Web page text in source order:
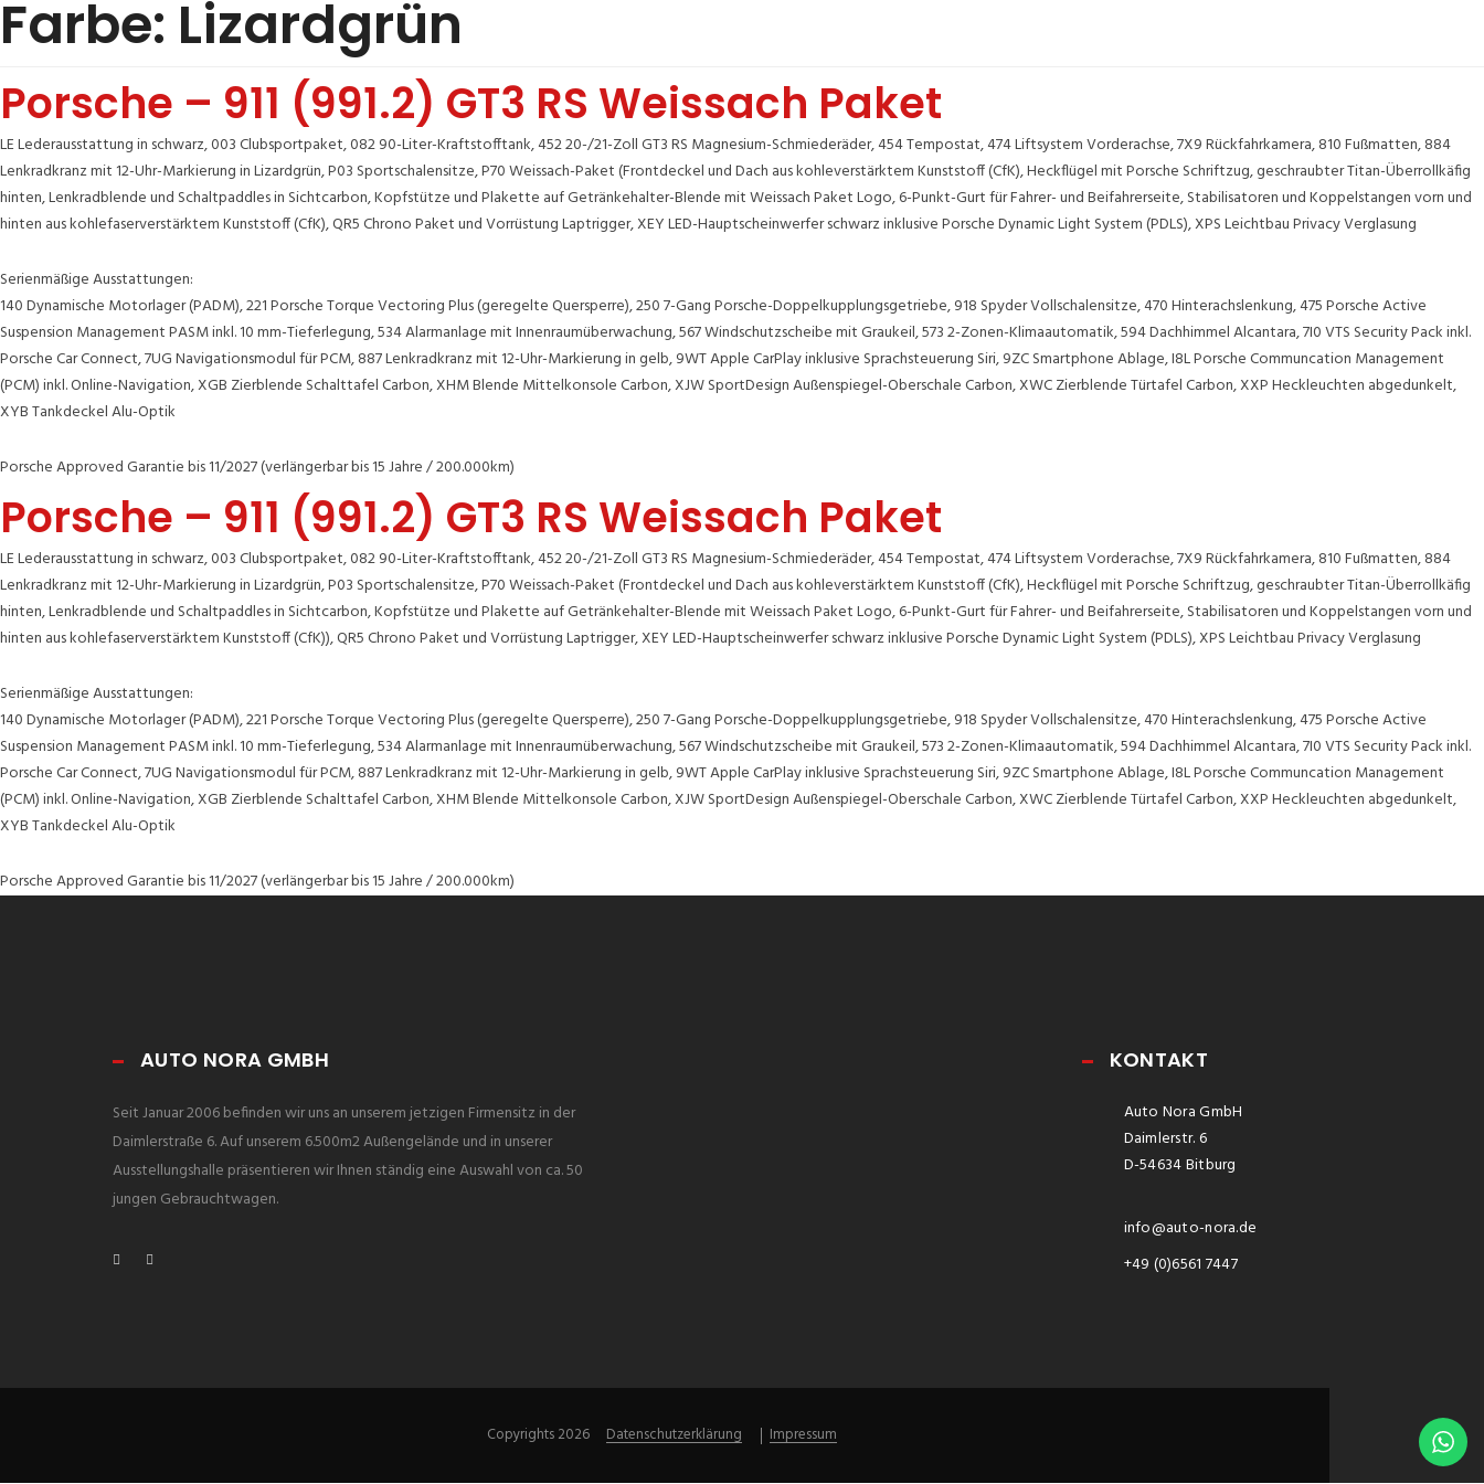
Farbe: Lizardgrün
Porsche – 911 (991.2) GT3 RS Weissach Paket
LE Lederausstattung in schwarz, 003 Clubsportpaket, 082 90-Liter-Kraftstofftank, 452 20-/21-Zoll GT3 RS Magnesium-Schmiederäder, 454 Tempostat, 474 Liftsystem Vorderachse, 7X9 Rückfahrkamera, 810 Fußmatten, 884
Lenkradkranz mit 12-Uhr-Markierung in Lizardgrün, P03 Sportschalensitze, P70 Weissach-Paket (Frontdeckel und Dach aus kohleverstärktem Kunststoff (CfK), Heckflügel mit Porsche Schriftzug, geschraubter Titan-Überrollkäfig
hinten, Lenkradblende und Schaltpaddles in Sichtcarbon, Kopfstütze und Plakette auf Getränkehalter-Blende mit Weissach Paket Logo, 6-Punkt-Gurt für Fahrer- und Beifahrerseite, Stabilisatoren und Koppelstangen vorn und
hinten aus kohlefaserverstärktem Kunststoff (CfK), QR5 Chrono Paket und Vorrüstung Laptrigger, XEY LED-Hauptscheinwerfer schwarz inklusive Porsche Dynamic Light System (PDLS), XPS Leichtbau Privacy Verglasung
Serienmäßige Ausstattungen:
140 Dynamische Motorlager (PADM), 221 Porsche Torque Vectoring Plus (geregelte Quersperre), 250 7-Gang Porsche-Doppelkupplungsgetriebe, 918 Spyder Vollschalensitze, 470 Hinterachslenkung, 475 Porsche Active
Suspension Management PASM inkl. 10 mm-Tieferlegung, 534 Alarmanlage mit Innenraumüberwachung, 567 Windschutzscheibe mit Graukeil, 573 2-Zonen-Klimaautomatik, 594 Dachhimmel Alcantara, 7I0 VTS Security Pack inkl.
Porsche Car Connect, 7UG Navigationsmodul für PCM, 887 Lenkradkranz mit 12-Uhr-Markierung in gelb, 9WT Apple CarPlay inklusive Sprachsteuerung Siri, 9ZC Smartphone Ablage, I8L Porsche Communcation Management
(PCM) inkl. Online-Navigation, XGB Zierblende Schalttafel Carbon, XHM Blende Mittelkonsole Carbon, XJW SportDesign Außenspiegel-Oberschale Carbon, XWC Zierblende Türtafel Carbon, XXP Heckleuchten abgedunkelt,
XYB Tankdeckel Alu-Optik
Porsche Approved Garantie bis 11/2027 (verlängerbar bis 15 Jahre / 200.000km)
Porsche – 911 (991.2) GT3 RS Weissach Paket
LE Lederausstattung in schwarz, 003 Clubsportpaket, 082 90-Liter-Kraftstofftank, 452 20-/21-Zoll GT3 RS Magnesium-Schmiederäder, 454 Tempostat, 474 Liftsystem Vorderachse, 7X9 Rückfahrkamera, 810 Fußmatten, 884
Lenkradkranz mit 12-Uhr-Markierung in Lizardgrün, P03 Sportschalensitze, P70 Weissach-Paket (Frontdeckel und Dach aus kohleverstärktem Kunststoff (CfK), Heckflügel mit Porsche Schriftzug, geschraubter Titan-Überrollkäfig
hinten, Lenkradblende und Schaltpaddles in Sichtcarbon, Kopfstütze und Plakette auf Getränkehalter-Blende mit Weissach Paket Logo, 6-Punkt-Gurt für Fahrer- und Beifahrerseite, Stabilisatoren und Koppelstangen vorn und
hinten aus kohlefaserverstärktem Kunststoff (CfK)), QR5 Chrono Paket und Vorrüstung Laptrigger, XEY LED-Hauptscheinwerfer schwarz inklusive Porsche Dynamic Light System (PDLS), XPS Leichtbau Privacy Verglasung
Serienmäßige Ausstattungen:
140 Dynamische Motorlager (PADM), 221 Porsche Torque Vectoring Plus (geregelte Quersperre), 250 7-Gang Porsche-Doppelkupplungsgetriebe, 918 Spyder Vollschalensitze, 470 Hinterachslenkung, 475 Porsche Active
Suspension Management PASM inkl. 10 mm-Tieferlegung, 534 Alarmanlage mit Innenraumüberwachung, 567 Windschutzscheibe mit Graukeil, 573 2-Zonen-Klimaautomatik, 594 Dachhimmel Alcantara, 7I0 VTS Security Pack inkl.
Porsche Car Connect, 7UG Navigationsmodul für PCM, 887 Lenkradkranz mit 12-Uhr-Markierung in gelb, 9WT Apple CarPlay inklusive Sprachsteuerung Siri, 9ZC Smartphone Ablage, I8L Porsche Communcation Management
(PCM) inkl. Online-Navigation, XGB Zierblende Schalttafel Carbon, XHM Blende Mittelkonsole Carbon, XJW SportDesign Außenspiegel-Oberschale Carbon, XWC Zierblende Türtafel Carbon, XXP Heckleuchten abgedunkelt,
XYB Tankdeckel Alu-Optik
Porsche Approved Garantie bis 11/2027 (verlängerbar bis 15 Jahre / 200.000km)
AUTO NORA GMBH
Seit Januar 2006 befinden wir uns an unserem jetzigen Firmensitz in der
Daimlerstraße 6. Auf unserem 6.500m2 Außengelände und in unserer
Ausstellungshalle präsentieren wir Ihnen ständig eine Auswahl von ca. 50
jungen Gebrauchtwagen.
KONTAKT
Auto Nora GmbH
Daimlerstr. 6
D-54634 Bitburg
info@auto-nora.de
+49 (0)6561 7447
Copyrights 2026 Datenschutzerklärung Impressum